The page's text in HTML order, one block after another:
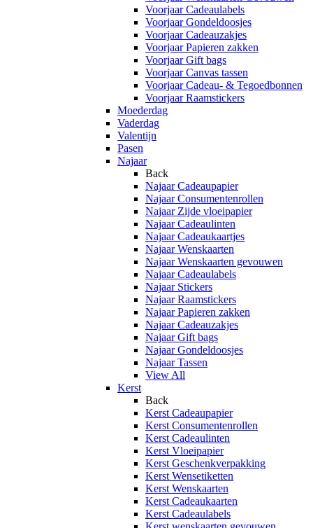
Voorjaar Cadeaulabels
Voorjaar Gondeldoosjes
Voorjaar Cadeauzakjes
Voorjaar Papieren zakken
Voorjaar Gift bags
Voorjaar Canvas tassen
Voorjaar Cadeau- & Tegoedbonnen
Voorjaar Raamstickers
Moederdag
Vaderdag
Valentijn
Pasen
Najaar
Back
Najaar Cadeaupapier
Najaar Consumentenrollen
Najaar Zijde vloeipapier
Najaar Cadeaulinten
Najaar Cadeaukaartjes
Najaar Wenskaarten
Najaar Wenskaarten gevouwen
Najaar Cadeaulabels
Najaar Stickers
Najaar Raamstickers
Najaar Papieren zakken
Najaar Cadeauzakjes
Najaar Gift bags
Najaar Gondeldoosjes
Najaar Tassen
View All
Kerst
Back
Kerst Cadeaupapier
Kerst Consumentenrollen
Kerst Cadeaulinten
Kerst Vloeipapier
Kerst Geschenkverpakking
Kerst Wensetiketten
Kerst Wenskaarten
Kerst Cadeaukaarten
Kerst Cadeaulabels